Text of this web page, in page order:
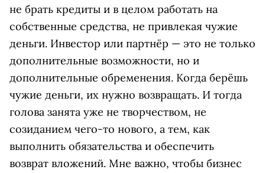
не брать кредиты и в целом работать на
собственные средства, не привлекая чужие
деньги. Инвестор или партнёр — это не только
дополнительные возможности, но и
дополнительные обременения. Когда берёшь
чужие деньги, их нужно возвращать. И тогда
голова занята уже не творчеством, не
созиданием чего-то нового, а тем, как
выполнить обязательства и обеспечить
возврат вложений. Мне важно, чтобы бизнес